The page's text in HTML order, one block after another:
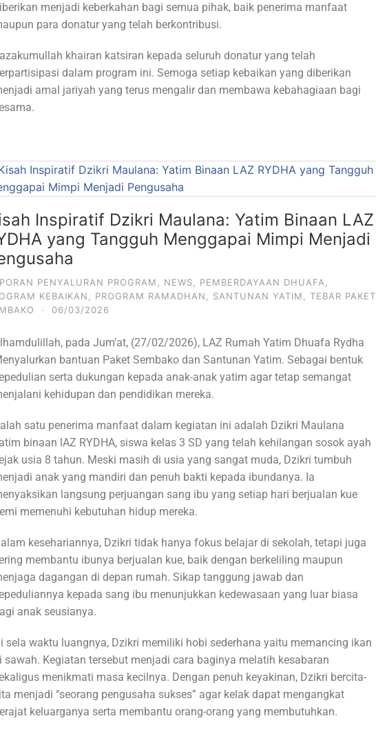
menjadi keberkahan bagi semua pihak, baik penerima manfaat
para donatur yang telah berkontribusi.
khairan katsiran kepada seluruh donatur yang telah
dalam program ini. Semoga setiap kebaikan yang diberikan
amal jariyah yang terus mengalir dan membawa kebahagiaan bagi
Inspiratif Dzikri Maulana: Yatim Binaan LAZ
yang Tangguh Menggapai Mimpi Menjadi
PENYALURAN PROGRAM NEWS PEMBERDAYAAN DHUAFA
KEBAIKAN
PROGRAM RAMADHAN SANTUNAN YATIM
TEBAR PAKET
· 06/03/2026
pada Jum’at, (27/02/2026), LAZ Rumah Yatim Dhuafa Rydha
bantuan Paket Sembako dan Santunan Yatim. Sebagai bentuk
serta dukungan kepada anak-anak yatim agar tetap semangat
kehidupan dan pendidikan mereka.
satu penerima manfaat dalam kegiatan ini adalah Dzikri Maulana
binaan lAZ RYDHA, siswa kelas 3 SD yang telah kehilangan sosok ayah
usia 8 tahun. Meski masih di usia yang sangat muda, Dzikri tumbuh
anak yang mandiri dan penuh bakti kepada ibundanya. Ia
langsung perjuangan sang ibu yang setiap hari berjualan kue
memenuhi kebutuhan hidup mereka.
kesehariannya, Dzikri tidak hanya fokus belajar di sekolah, tetapi juga
membantu ibunya berjualan kue, baik dengan berkeliling maupun
dagangan di depan rumah. Sikap tanggung jawab dan
kepada sang ibu menunjukkan kedewasaan yang luar biasa
anak seusianya.
sela waktu luangnya, Dzikri memiliki hobi sederhana yaitu memancing ikan
sawah. Kegiatan tersebut menjadi cara baginya melatih kesabaran
menikmati masa kecilnya. Dengan penuh keyakinan, Dzikri bercita-
menjadi “seorang pengusaha sukses” agar kelak dapat mengangkat
keluarganya serta membantu orang-orang yang membutuhkan.